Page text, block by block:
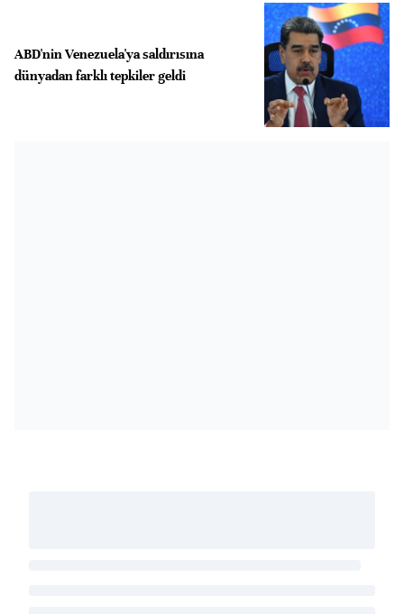
ABD'nin Venezuela'ya saldırısına
dünyadan farklı tepkiler geldi